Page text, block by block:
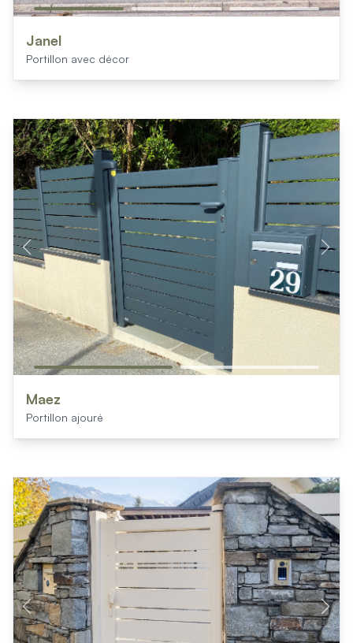
Janel
Portillon avec décor
Maez
Portillon ajouré